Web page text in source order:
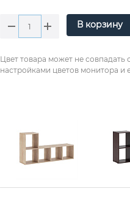
В корзину
Цвет товара может не
настройками цветов монитора и